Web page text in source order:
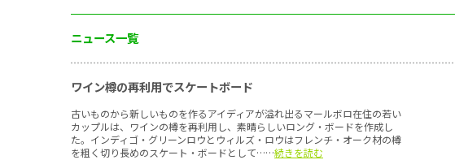
ニュース一覧
ワイン樽の再利用でスケートボード
古いものから新しいものを作るアイディアが溢れ出るマールボロ在住の若い
カップルは、ワインの樽を再利用し、素晴らしいロング・ボードを作成し
た。インディゴ・グリーンロウとウィルズ・ロウはフレンチ・オーク材の樽
を粗く切り長めのスケート・ボードとして……続きを読む